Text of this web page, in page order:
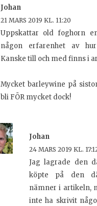
Johan
21 MARS 2019 KL. 11:20
Uppskattar old foghorn
någon erfarenhet av
Kanske till och med finns i
Mycket barleywine på
bli FÖR mycket dock!
Johan
24 MARS 2019 KL.
Jag lagrade den
köpte på den
nämner i artikeln,
inte ha skrivit